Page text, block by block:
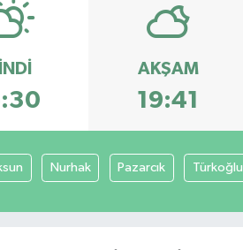
AKŞAM
19:41
Nurhak Pazarcık Türkoğlu